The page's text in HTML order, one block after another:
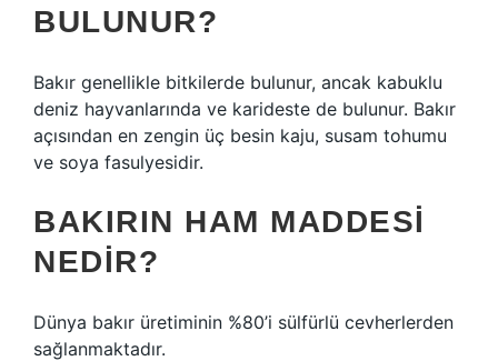
BULUNUR?
Bakır genellikle bitkilerde bulunur, ancak kabuklu
deniz hayvanlarında ve karideste de bulunur. Bakır
açısından en zengin üç besin kaju, susam tohumu
ve soya fasulyesidir.
BAKIRIN HAM MADDESI
NEDIR?
Dünya bakır üretiminin %80’i sülfürlü cevherlerden
sağlanmaktadır.